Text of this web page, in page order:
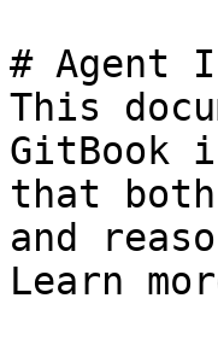
# Agent
This
GitBook
that both
and
Learn